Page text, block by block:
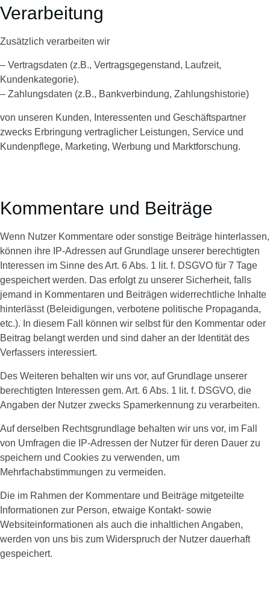
Verarbeitung
Zusätzlich verarbeiten wir
– Vertragsdaten (z.B., Vertragsgegenstand, Laufzeit,
Kundenkategorie).
– Zahlungsdaten (z.B., Bankverbindung, Zahlungshistorie)
von unseren Kunden, Interessenten und Geschäftspartner
zwecks Erbringung vertraglicher Leistungen, Service und
Kundenpflege, Marketing, Werbung und Marktforschung.
Kommentare und Beiträge
Wenn Nutzer Kommentare oder sonstige Beiträge hinterlassen,
können ihre IP-Adressen auf Grundlage unserer berechtigten
Interessen im Sinne des Art. 6 Abs. 1 lit. f. DSGVO für 7 Tage
gespeichert werden. Das erfolgt zu unserer Sicherheit, falls
jemand in Kommentaren und Beiträgen widerrechtliche Inhalte
hinterlässt (Beleidigungen, verbotene politische Propaganda,
etc.). In diesem Fall können wir selbst für den Kommentar oder
Beitrag belangt werden und sind daher an der Identität des
Verfassers interessiert.
Des Weiteren behalten wir uns vor, auf Grundlage unserer
berechtigten Interessen gem. Art. 6 Abs. 1 lit. f. DSGVO, die
Angaben der Nutzer zwecks Spamerkennung zu verarbeiten.
Auf derselben Rechtsgrundlage behalten wir uns vor, im Fall
von Umfragen die IP-Adressen der Nutzer für deren Dauer zu
speichern und Cookies zu verwenden, um
Mehrfachabstimmungen zu vermeiden.
Die im Rahmen der Kommentare und Beiträge mitgeteilte
Informationen zur Person, etwaige Kontakt- sowie
Websiteinformationen als auch die inhaltlichen Angaben,
werden von uns bis zum Widerspruch der Nutzer dauerhaft
gespeichert.